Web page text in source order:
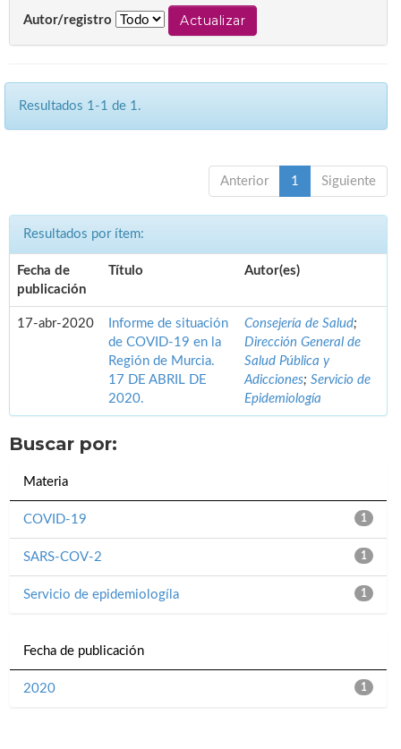
Autor/registro
Resultados 1-1 de 1.
Anterior 1 Siguiente
Resultados por ítem:
Fecha de
publicación
Título Autor(es)
17-abr-2020
Informe de situación
de COVID-19 en la
Región de Murcia.
17 DE ABRIL DE
2020.
Consejería de Salud;
Dirección General de
Salud Pública y
Adicciones; Servicio de
Epidemiología
Buscar por:
Materia
1
COVID-19
1
SARS-COV-2
1
Servicio de epidemiologíla
Fecha de publicación
1
2020